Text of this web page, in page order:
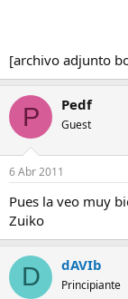
[archivo adjunto
P Pedf
Guest
6 Abr 2011
Pues la veo muy
Zuiko
D dAVIb
Principiante